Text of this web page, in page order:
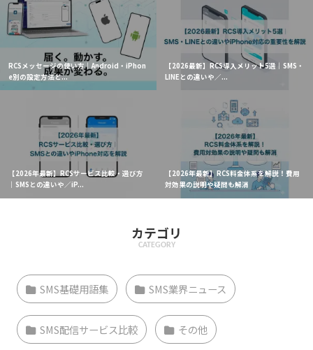
RCSメッセージの使い方｜Android・iPhon
e別の設定方法と...
【2026最新】RCS導入メリット5選｜SMS・
LINEとの違いや／...
【2026年最新】RCSサービス比較・選び方
｜SMSとの違いや／iP...
【2026年最新】RCS料金体系を解説！費用
対効果の説明や疑問も解消
カテゴリ
CATEGORY
SMS基礎用語集 SMS業界ニュース
SMS配信サービス比較 その他